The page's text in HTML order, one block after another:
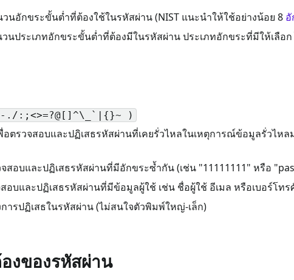
นอักขระขั้นต่ำที่ต้องใช้ในรหัสผ่าน (NIST แนะนำให้ใช้อย่างน้อย 8 อั
นประเภทอักขระขั้นต่ำที่ต้องมีในรหัสผ่าน ประเภทอักขระที่มีให้เลือก
./:;<>=?@[]^\_`|{}~ )
อตรวจสอบและปฏิเสธรหัสผ่านที่เคยรั่วไหลในเหตุการณ์ข้อมูลรั่วไห
จสอบและปฏิเสธรหัสผ่านที่มีอักขระซ้ำกัน (เช่น "11111111" หรือ
สอบและปฏิเสธรหัสผ่านที่มีข้อมูลผู้ใช้ เช่น ชื่อผู้ใช้ อีเมล หรือเบอร์โท
ารปฏิเสธในรหัสผ่าน (ไม่สนใจตัวพิมพ์ใหญ่-เล็ก)
งของรหัสผ่าน